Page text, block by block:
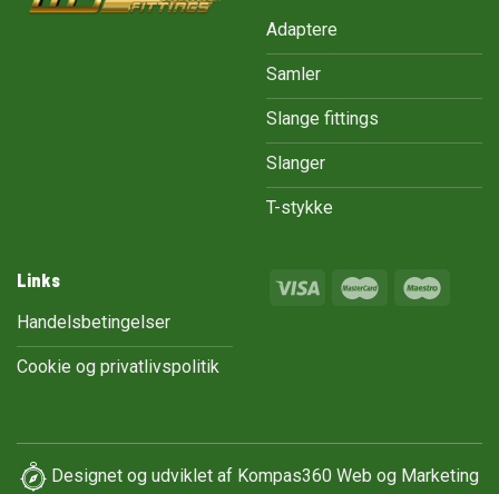
Adaptere
Samler
Slange fittings
Slanger
T-stykke
Links
Handelsbetingelser
Cookie og privatlivspolitik
Designet og udviklet af Kompas360 Web og Marketing